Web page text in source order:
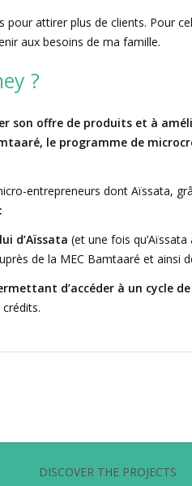
pour attirer plus de clients. Pour
aux besoins de ma famille.
?
son offre de produits et à
le programme de
entrepreneurs dont Aïssata,
d’Aïssata (et une fois
de la MEC Bamtaaré et ainsi
d’accéder à un cycle
DISCOVER THE PROJECTS